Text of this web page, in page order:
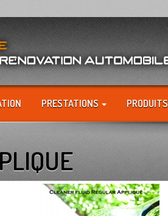
PRESTATIONS PRODUITS